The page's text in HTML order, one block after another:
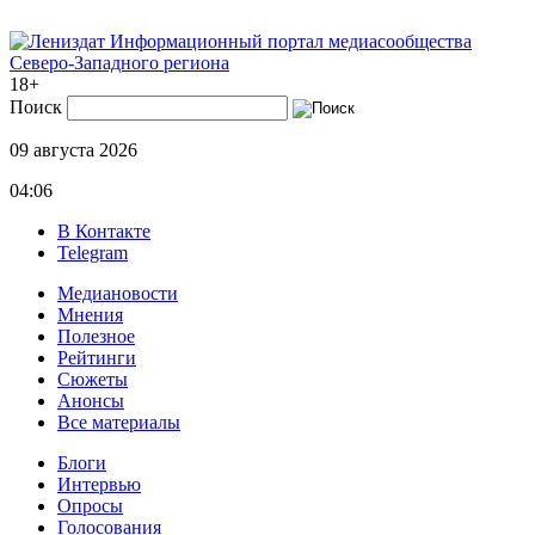
Информационный портал медиасообщества
Северо-Западного региона
18+
Поиск
09 августа 2026
04:06
В Контакте
Telegram
Медиановости
Мнения
Полезное
Рейтинги
Сюжеты
Анонсы
Все материалы
Блоги
Интервью
Опросы
Голосования